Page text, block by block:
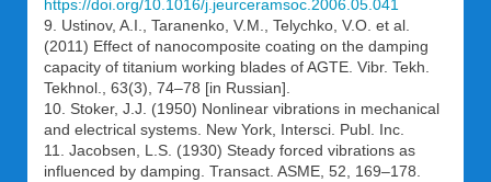
https://doi.org/10.1016/j.jeurceramsoc.2006.05.041
9. Ustinov, A.I., Taranenko, V.M., Telychko, V.O. et al.
(2011) Effect of nanocomposite coating on the damping
capacity of titanium working blades of AGTE. Vibr. Tekh.
Tekhnol., 63(3), 74–78 [in Russian].
10. Stoker, J.J. (1950) Nonlinear vibrations in mechanical
and electrical systems. New York, Intersci. Publ. Inc.
11. Jacobsen, L.S. (1930) Steady forced vibrations as
influenced by damping. Transact. ASME, 52, 169–178.